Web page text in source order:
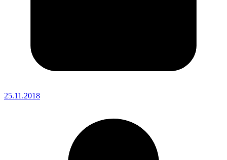
25.11.2018